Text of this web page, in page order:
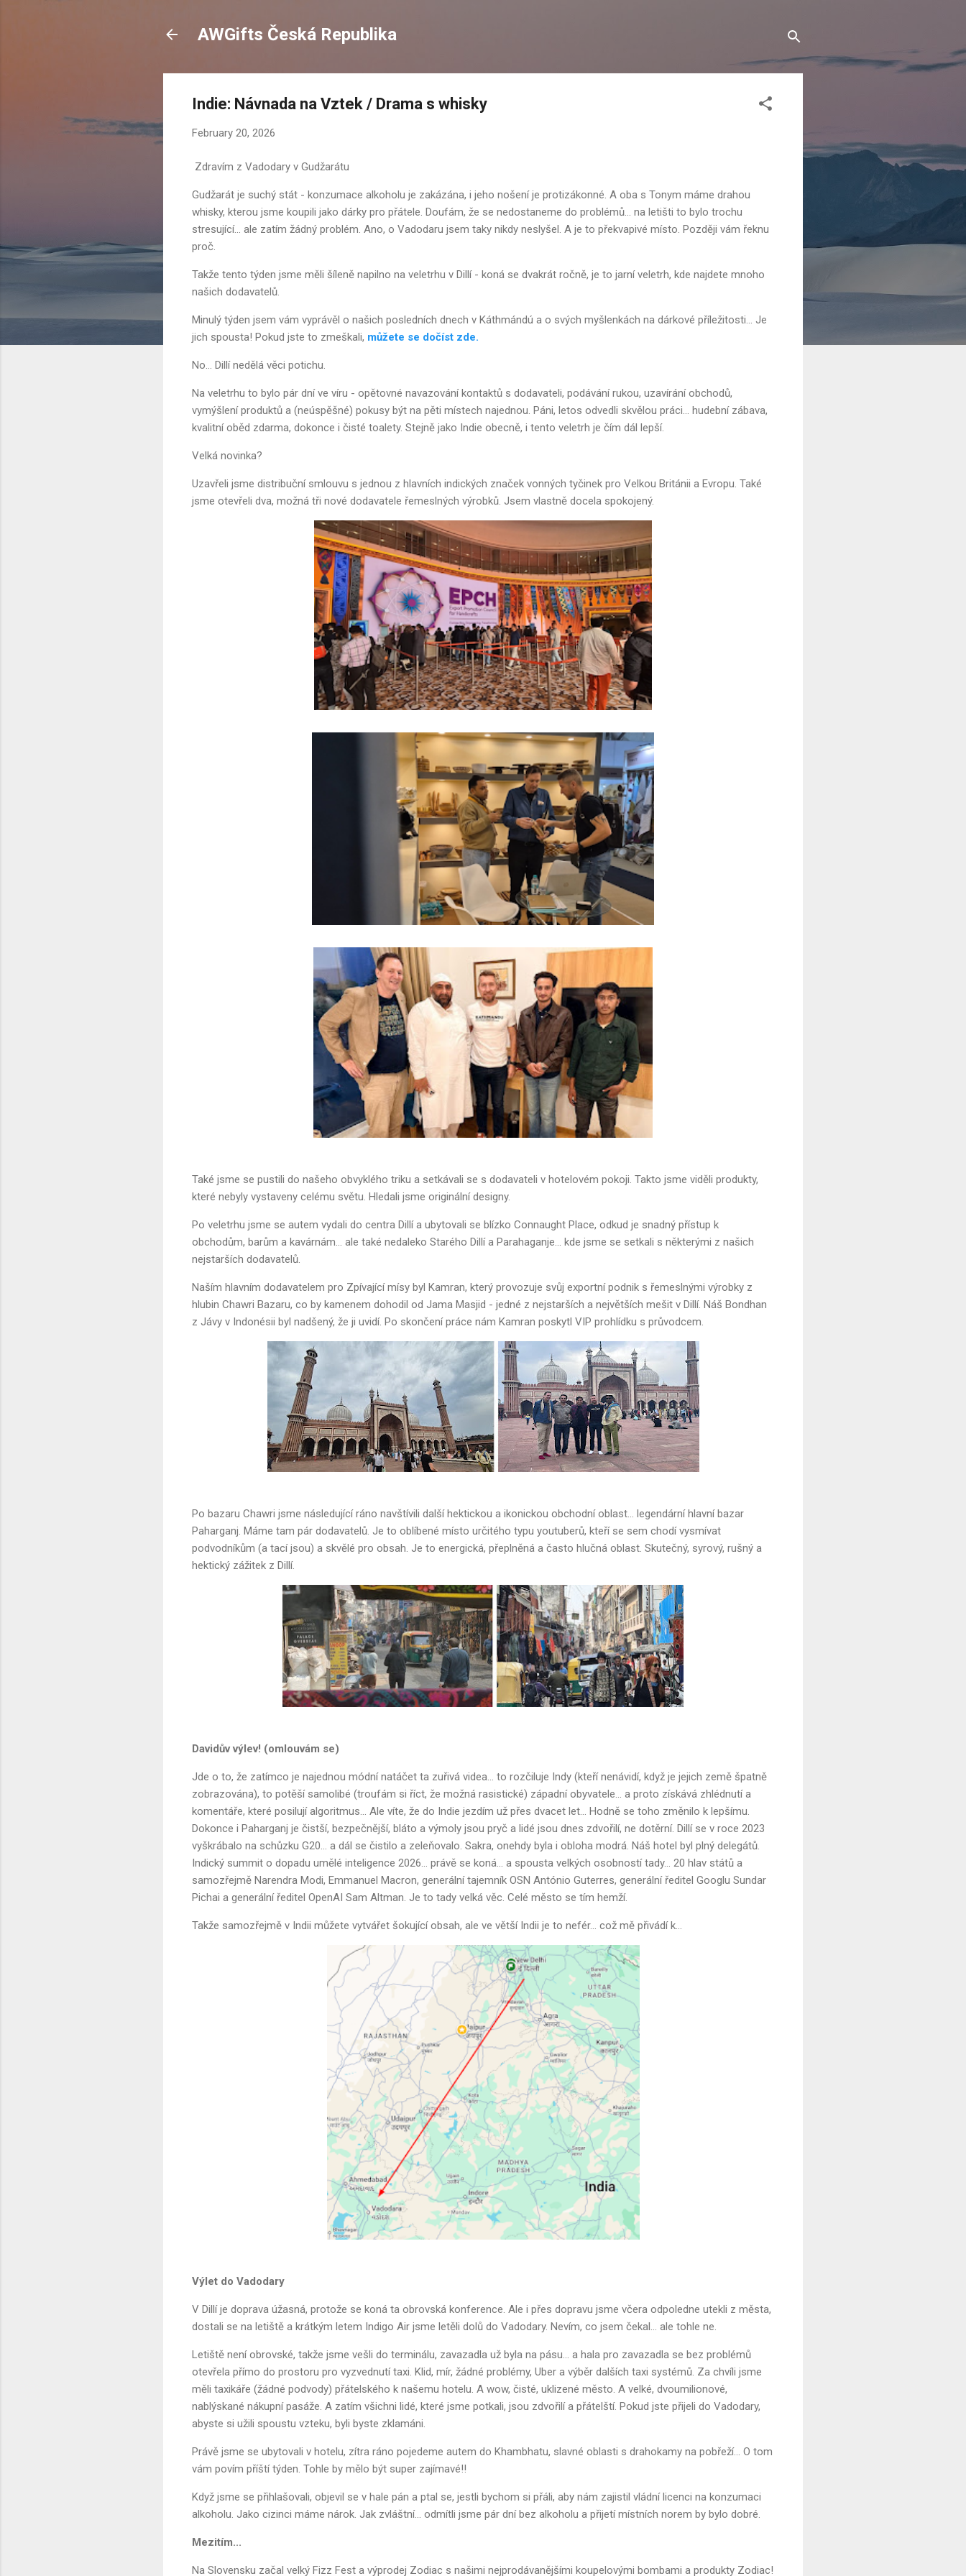
AWGifts Česká Republika
Indie: Návnada na Vztek / Drama s whisky
February 20, 2026
Zdravím z Vadodary v Gudžarátu
Gudžarát je suchý stát - konzumace alkoholu je zakázána, i jeho nošení je protizákonné. A oba s Tonym máme drahou
whisky, kterou jsme koupili jako dárky pro přátele. Doufám, že se nedostaneme do problémů... na letišti to bylo trochu
stresující... ale zatím žádný problém. Ano, o Vadodaru jsem taky nikdy neslyšel. A je to překvapivé místo. Později vám řeknu
proč.
Takže tento týden jsme měli šíleně napilno na veletrhu v Dillí - koná se dvakrát ročně, je to jarní veletrh, kde najdete mnoho
našich dodavatelů.
Minulý týden jsem vám vyprávěl o našich posledních dnech v Káthmándú a o svých myšlenkách na dárkové příležitosti... Je
jich spousta! Pokud jste to zmeškali, můžete se dočíst zde.
No... Dillí nedělá věci potichu.
Na veletrhu to bylo pár dní ve víru - opětovné navazování kontaktů s dodavateli, podávání rukou, uzavírání obchodů,
vymýšlení produktů a (neúspěšné) pokusy být na pěti místech najednou. Páni, letos odvedli skvělou práci... hudební zábava,
kvalitní oběd zdarma, dokonce i čisté toalety. Stejně jako Indie obecně, i tento veletrh je čím dál lepší.
Velká novinka?
Uzavřeli jsme distribuční smlouvu s jednou z hlavních indických značek vonných tyčinek pro Velkou Británii a Evropu. Také
jsme otevřeli dva, možná tři nové dodavatele řemeslných výrobků. Jsem vlastně docela spokojený.
Také jsme se pustili do našeho obvyklého triku a setkávali se s dodavateli v hotelovém pokoji. Takto jsme viděli produkty,
které nebyly vystaveny celému světu. Hledali jsme originální designy.
Po veletrhu jsme se autem vydali do centra Dillí a ubytovali se blízko Connaught Place, odkud je snadný přístup k
obchodům, barům a kavárnám... ale také nedaleko Starého Dillí a Parahaganje... kde jsme se setkali s některými z našich
nejstarších dodavatelů.
Naším hlavním dodavatelem pro Zpívající mísy byl Kamran, který provozuje svůj exportní podnik s řemeslnými výrobky z
hlubin Chawri Bazaru, co by kamenem dohodil od Jama Masjid - jedné z nejstarších a největších mešit v Dillí. Náš Bondhan
z Jávy v Indonésii byl nadšený, že ji uvidí. Po skončení práce nám Kamran poskytl VIP prohlídku s průvodcem.
Po bazaru Chawri jsme následující ráno navštívili další hektickou a ikonickou obchodní oblast... legendární hlavní bazar
Paharganj. Máme tam pár dodavatelů. Je to oblíbené místo určitého typu youtuberů, kteří se sem chodí vysmívat
podvodníkům (a tací jsou) a skvělé pro obsah. Je to energická, přeplněná a často hlučná oblast. Skutečný, syrový, rušný a
hektický zážitek z Dillí.
Davidův výlev! (omlouvám se)
Jde o to, že zatímco je najednou módní natáčet ta zuřivá videa... to rozčiluje Indy (kteří nenávidí, když je jejich země špatně
zobrazována), to potěší samolibé (troufám si říct, že možná rasistické) západní obyvatele... a proto získává zhlédnutí a
komentáře, které posilují algoritmus... Ale víte, že do Indie jezdím už přes dvacet let... Hodně se toho změnilo k lepšímu.
Dokonce i Paharganj je čistší, bezpečnější, bláto a výmoly jsou pryč a lidé jsou dnes zdvořilí, ne dotěrní. Dillí se v roce 2023
vyškrábalo na schůzku G20... a dál se čistilo a zeleňovalo. Sakra, onehdy byla i obloha modrá. Náš hotel byl plný delegátů.
Indický summit o dopadu umělé inteligence 2026... právě se koná... a spousta velkých osobností tady... 20 hlav států a
samozřejmě Narendra Modi, Emmanuel Macron, generální tajemník OSN António Guterres, generální ředitel Googlu Sundar
Pichai a generální ředitel OpenAI Sam Altman. Je to tady velká věc. Celé město se tím hemží.
Takže samozřejmě v Indii můžete vytvářet šokující obsah, ale ve větší Indii je to nefér... což mě přivádí k...
Výlet do Vadodary
V Dillí je doprava úžasná, protože se koná ta obrovská konference. Ale i přes dopravu jsme včera odpoledne utekli z města,
dostali se na letiště a krátkým letem Indigo Air jsme letěli dolů do Vadodary. Nevím, co jsem čekal... ale tohle ne.
Letiště není obrovské, takže jsme vešli do terminálu, zavazadla už byla na pásu... a hala pro zavazadla se bez problémů
otevřela přímo do prostoru pro vyzvednutí taxi. Klid, mír, žádné problémy, Uber a výběr dalších taxi systémů. Za chvíli jsme
měli taxikáře (žádné podvody) přátelského k našemu hotelu. A wow, čisté, uklizené město. A velké, dvoumilionové,
nablýskané nákupní pasáže. A zatím všichni lidé, které jsme potkali, jsou zdvořilí a přátelští. Pokud jste přijeli do Vadodary,
abyste si užili spoustu vzteku, byli byste zklamáni.
Právě jsme se ubytovali v hotelu, zítra ráno pojedeme autem do Khambhatu, slavné oblasti s drahokamy na pobřeží... O tom
vám povím příští týden. Tohle by mělo být super zajímavé!!
Když jsme se přihlašovali, objevil se v hale pán a ptal se, jestli bychom si přáli, aby nám zajistil vládní licenci na konzumaci
alkoholu. Jako cizinci máme nárok. Jak zvláštní... odmítli jsme pár dní bez alkoholu a přijetí místních norem by bylo dobré.
Mezitím...
Na Slovensku začal velký Fizz Fest a výprodej Zodiac s našimi nejprodávanějšími koupelovými bombami a produkty Zodiac!